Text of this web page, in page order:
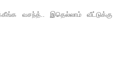
வசந்த்.. இதெல்லாம் வீட்டுக்கு